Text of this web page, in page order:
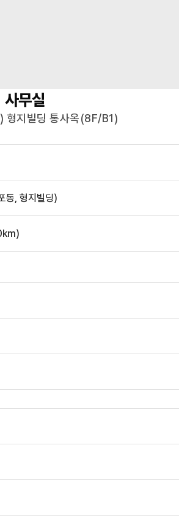
사무실
형지빌딩 통사옥(8F/B1)
동, 형지빌딩)
km)